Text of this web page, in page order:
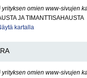
yrityksen omien www-sivujen
JA TIMANTTISAHAUSTA
kartalla
yrityksen omien www-sivujen